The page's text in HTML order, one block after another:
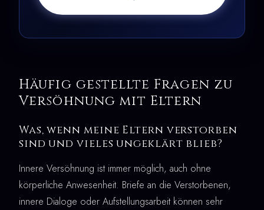
Häufig gestellte Fragen zu
Versöhnung mit Eltern
Was, wenn meine Eltern verstorben
sind und vieles ungeklärt blieb?
Innere Versöhnung ist immer möglich, auch ohne
körperliche Anwesenheit. Briefe an die Verstorbenen,
innere Dialoge oder Aufstellungsarbeit können sehr